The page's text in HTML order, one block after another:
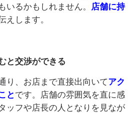
いるかもしれません。 店舗に持
えします。
と交渉ができる
り、お店まで直接出向いてアク
とです。店舗の雰囲気を直に感
ッフや店長の人となりを見なが